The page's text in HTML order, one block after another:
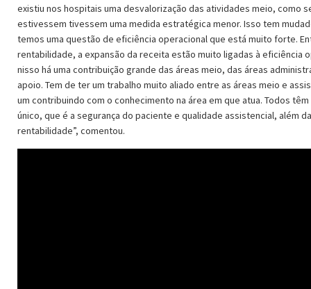
existiu nos hospitais uma desvalorização das atividades meio, como
estivessem tivessem uma medida estratégica menor. Isso tem
temos uma questão de eficiência operacional que está muito forte.
rentabilidade, a expansão da receita estão muito ligadas à eficiência
nisso há uma contribuição grande das áreas meio, das áreas
apoio. Tem de ter um trabalho muito aliado entre as áreas meio e
um contribuindo com o conhecimento na área em que atua. Todos
único, que é a segurança do paciente e qualidade assistencial, além da
rentabilidade”, comentou.